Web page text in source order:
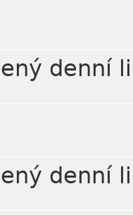
denní
denní